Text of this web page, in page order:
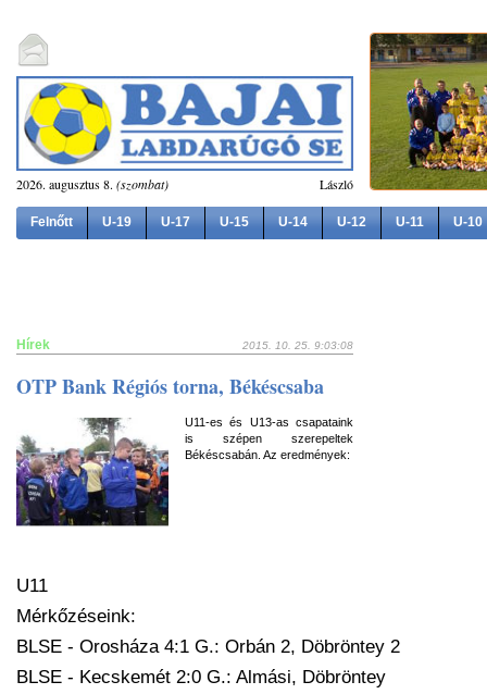
2026. augusztus 8. (szombat) László
Felnőtt U-19 U-17 U-15 U-14 U-12 U-11 U-10
Hírek 2015. 10. 25. 9:03:08
OTP Bank Régiós torna, Békéscsaba
U11-es és U13-as csapataink
is szépen szerepeltek
Békéscsabán. Az eredmények:
U11
Mérkőzéseink:
BLSE - Orosháza 4:1 G.: Orbán 2, Döbröntey 2
BLSE - Kecskemét 2:0 G.: Almási, Döbröntey